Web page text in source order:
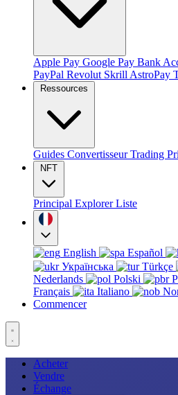
Apple Pay Google Pay Bank
PayPal Revolut Skrill AstroPay
Ressources
Guides ConvertisseurTrading
NFT
Principal ExplorerListe
English Español
Українська
Türkçe
Nederlands
Polski
Français
Italiano
Commencer
Acheter
Vendre
Échange